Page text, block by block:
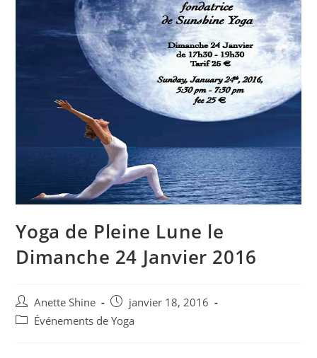
Yoga de Pleine Lune le
Dimanche 24 Janvier 2016
Auteur/autrice
de
Anette Shine
Post
published:
janvier 18, 2016
PostÉvénements de Yoga